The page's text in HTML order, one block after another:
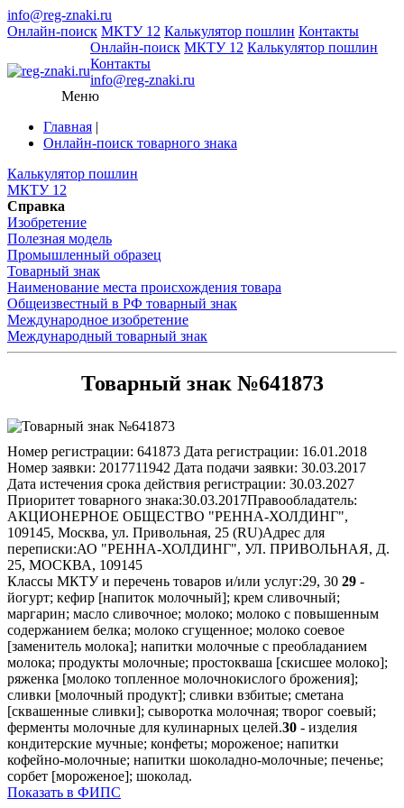
info@reg-znaki.ru
Онлайн-поиск МКТУ 12 Калькулятор пошлин Контакты
Онлайн-поиск МКТУ 12 Калькулятор пошлин
Контакты
info@reg-znaki.ru
Меню
Главная |
Онлайн-поиск товарного знака
Калькулятор пошлин
МКТУ 12
Справка
Изобретение
Полезная модель
Промышленный образец
Товарный знак
Наименование места происхождения товара
Общеизвестный в РФ товарный знак
Международное изобретение
Международный товарный знак
Товарный знак №641873
Номер регистрации: 641873 Дата регистрации: 16.01.2018
Номер заявки: 2017711942 Дата подачи заявки: 30.03.2017
Дата истечения срока действия регистрации: 30.03.2027
Приоритет товарного знака:30.03.2017Правообладатель:
АКЦИОНЕРНОЕ ОБЩЕСТВО "РЕННА-ХОЛДИНГ",
109145, Москва, ул. Привольная, 25 (RU)Адрес для
переписки:АО "РЕННА-ХОЛДИНГ", УЛ. ПРИВОЛЬНАЯ, Д.
25, МОСКВА, 109145
Классы МКТУ и перечень товаров и/или услуг:29, 30 29 -
йогурт; кефир [напиток молочный]; крем сливочный;
маргарин; масло сливочное; молоко; молоко с повышенным
содержанием белка; молоко сгущенное; молоко соевое
[заменитель молока]; напитки молочные с преобладанием
молока; продукты молочные; простокваша [скисшее молоко];
ряженка [молоко топленное молочнокислого брожения];
сливки [молочный продукт]; сливки взбитые; сметана
[сквашенные сливки]; сыворотка молочная; творог соевый;
ферменты молочные для кулинарных целей.30 - изделия
кондитерские мучные; конфеты; мороженое; напитки
кофейно-молочные; напитки шоколадно-молочные; печенье;
сорбет [мороженое]; шоколад.
Показать в ФИПС